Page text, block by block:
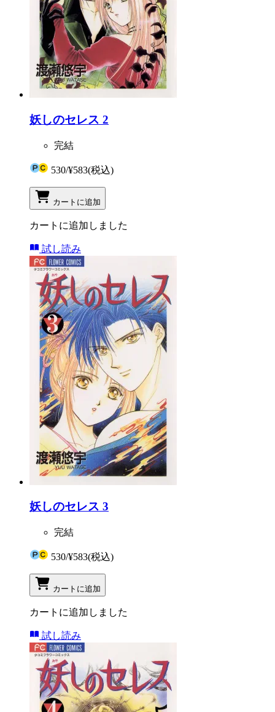
妖しのセレス 2
完結
530/¥583(税込)
カートに追加
カートに追加しました
試し読み
妖しのセレス 3
完結
530/¥583(税込)
カートに追加
カートに追加しました
試し読み